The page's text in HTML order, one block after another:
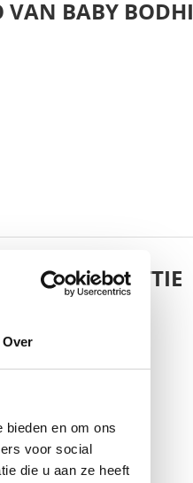
Over
en om ons
voor social
die u aan ze heeft
VAN BABY BODHI
SCOTTIE